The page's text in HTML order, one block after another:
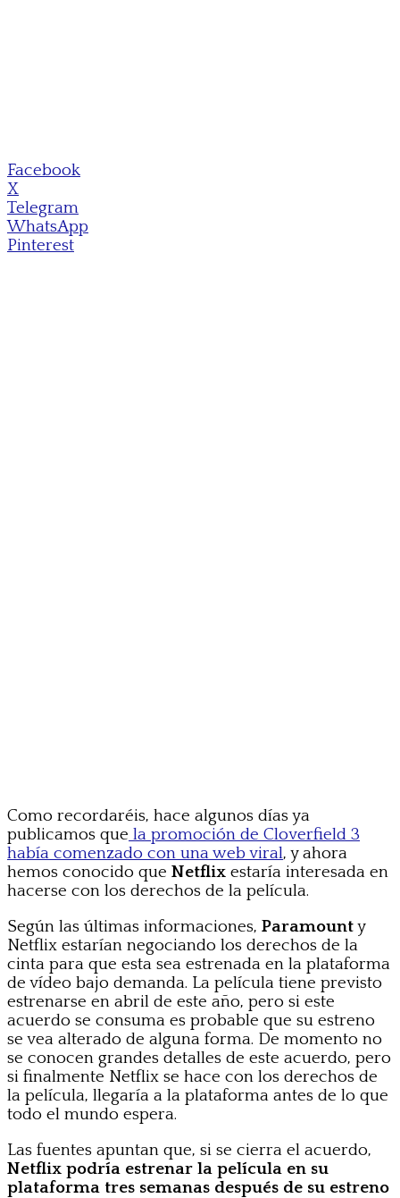
Facebook
X
Telegram
WhatsApp
Pinterest
Como recordaréis, hace algunos días ya
publicamos que la promoción de Cloverfield 3
había comenzado con una web viral, y ahora
hemos conocido que Netflix estaría interesada en
hacerse con los derechos de la película.
Según las últimas informaciones, Paramounty
Netflix estarían negociando los derechos de la
cinta para que esta sea estrenada en la plataforma
de vídeo bajo demanda. La película tiene previsto
estrenarse en abril de este año, pero si este
acuerdo se consuma es probable que su estreno
se vea alterado de alguna forma. De momento no
se conocen grandes detalles de este acuerdo, pero
si finalmente Netflix se hace con los derechos de
la película, llegaría a la plataforma antes de lo que
todo el mundo espera.
Las fuentes apuntan que, si se cierra el acuerdo,
Netflix podría estrenar la película en su
plataforma tres semanas después de su estreno